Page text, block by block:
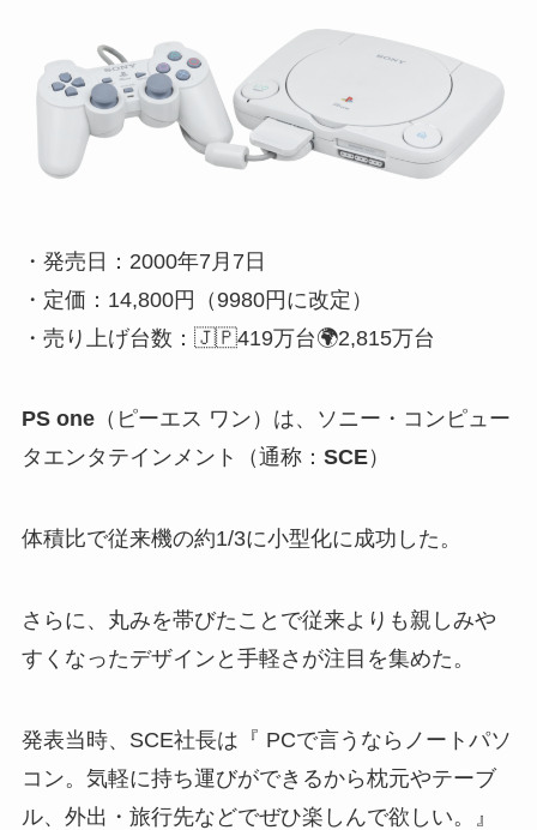
・発売日：2000年7月7日
・定価：14,800円（9980円に改定）
・売り上げ台数：🇯🇵419万台🌍2,815万台
PS one（ピーエス ワン）は、ソニー・コンピュー
タエンタテインメント（通称： SCE）
体積比で従来機の約1/3に小型化に成功した。
さらに、丸みを帯びたことで従来よりも親しみや
すくなったデザインと手軽さが注目を集めた。
発表当時、SCE社長は『 PCで言うならノートパソ
コン。気軽に持ち運びができるから枕元やテーブ
ル、外出・旅行先などでぜひ楽しんで欲しい。』